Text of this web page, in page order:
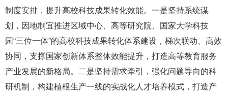
制度安排，提升高校科技成果转化效能。一是坚持系统谋
划，因地制宜推进区域中心、高等研究院、国家大学科技
园“三位一体”的高校科技成果转化体系建设，梯次联动、高效
协同，支撑国家创新体系整体效能提升，打造高等教育服务
产业发展的新格局。二是坚持需求牵引，强化问题导向的科
研机制，构建植根生产一线的实战化人才培养模式，打造产